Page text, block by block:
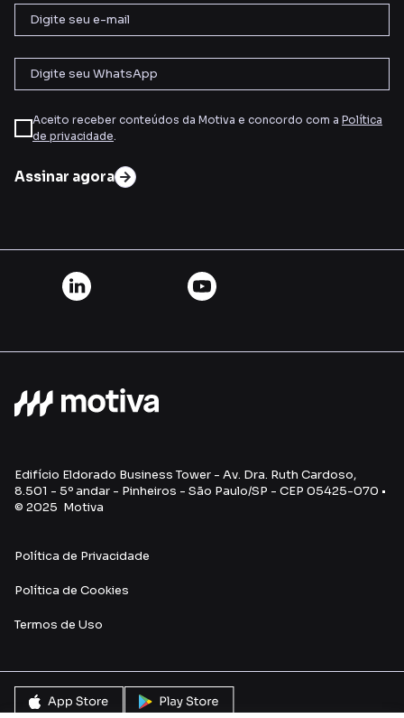
Aceito receber conteúdos da Motiva e concordo com a Política
de privacidade.
Assinar agora
Edifício Eldorado Business Tower - Av. Dra. Ruth Cardoso,
8.501 - 5º andar - Pinheiros - São Paulo/SP - CEP 05425-070 •
© 2025 Motiva
Política de Privacidade
Política de Cookies
Termos de Uso